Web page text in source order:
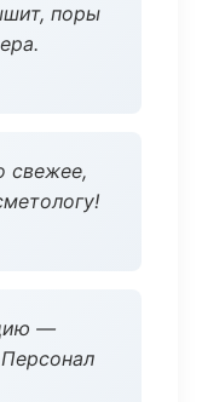
поры
свежее,
—